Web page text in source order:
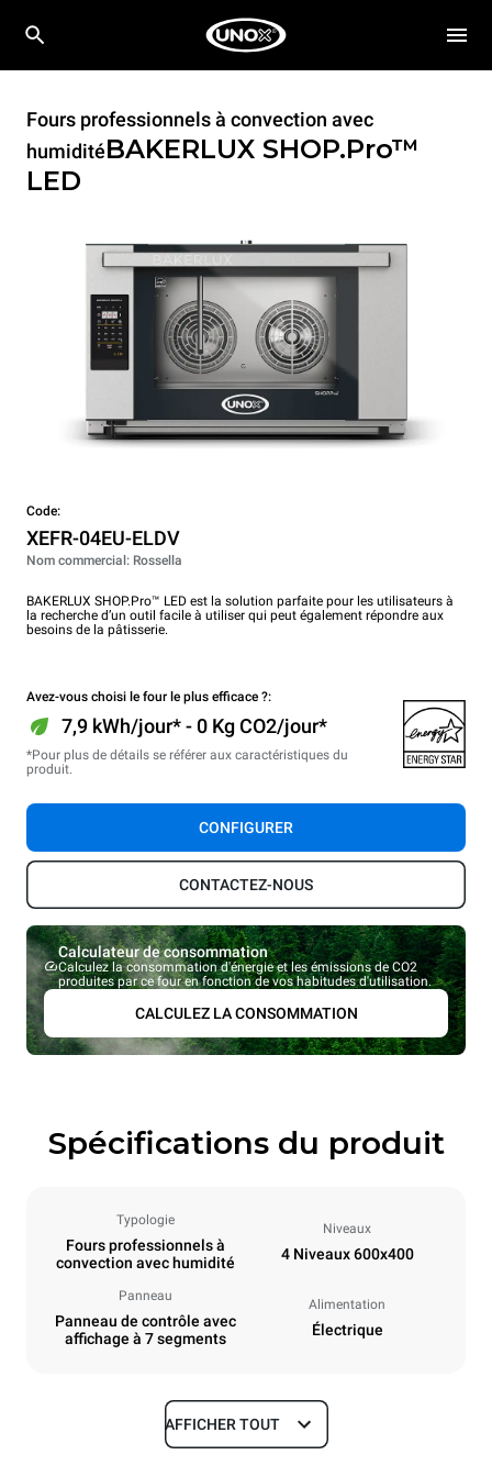
Fours professionnels à convection avec
humiditéBAKERLUX SHOP.Pro™
LED
Code:
XEFR-04EU-ELDV
Nom commercial: Rossella
BAKERLUX SHOP.Pro™ LED est la solution parfaite pour les utilisateurs à
la recherche d’un outil facile à utiliser qui peut également répondre aux
besoins de la pâtisserie.
Avez-vous choisi le four le plus efficace ?:
7,9 kWh/jour* - 0 Kg CO2/jour*
*Pour plus de détails se référer aux caractéristiques du
produit.
CONFIGURER
CONTACTEZ-NOUS
Calculateur de consommation
Calculez la consommation d'énergie et les émissions de CO2
produites par ce four en fonction de vos habitudes d'utilisation.
CALCULEZ LA CONSOMMATION
Spécifications du produit
Typologie
Fours professionnels à
convection avec humidité
Niveaux
4 Niveaux 600x400
Panneau
Panneau de contrôle avec
affichage à 7 segments
Alimentation
Électrique
Dimensions
AFFICHER TOUT